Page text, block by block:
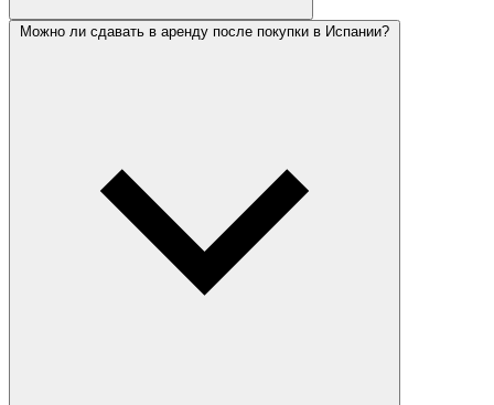
Можно ли сдавать в аренду после покупки в Испании?